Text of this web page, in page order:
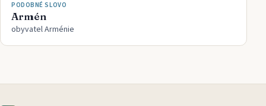
PODOBNÉ SLOVO
Armén
obyvatel Arménie